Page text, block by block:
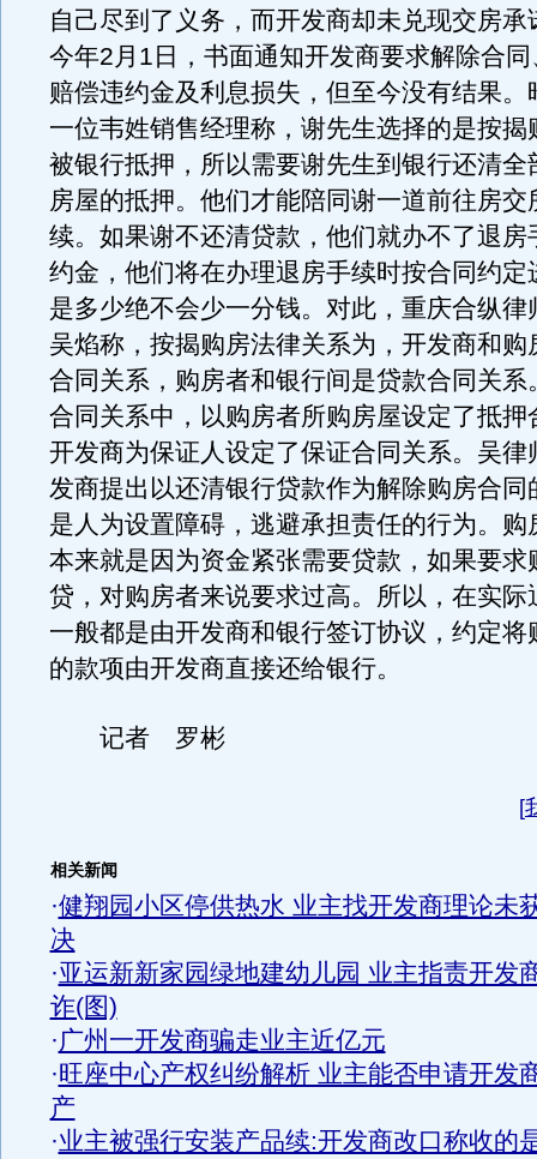
自己尽到了义务，而开发商却未兑现交房承
今年2月1日，书面通知开发商要求解除合
赔偿违约金及利息损失，但至今没有结果。
一位韦姓销售经理称，谢先生选择的是按揭
被银行抵押，所以需要谢先生到银行还清全
房屋的抵押。他们才能陪同谢一道前往房交
续。如果谢不还清贷款，他们就办不了退房
约金，他们将在办理退房手续时按合同约定
是多少绝不会少一分钱。对此，重庆合纵律
吴焰称，按揭购房法律关系为，开发商和购
合同关系，购房者和银行间是贷款合同关系
合同关系中，以购房者所购房屋设定了抵押
开发商为保证人设定了保证合同关系。吴律
发商提出以还清银行贷款作为解除购房合同
是人为设置障碍，逃避承担责任的行为。购
本来就是因为资金紧张需要贷款，如果要求
贷，对购房者来说要求过高。所以，在实际
一般都是由开发商和银行签订协议，约定将
的款项由开发商直接还给银行。
记者 罗彬
[
相关新闻
·健翔园小区停供热水 业主找开发商理论未
决
·亚运新新家园绿地建幼儿园 业主指责开发
诈(图)
·广州一开发商骗走业主近亿元
·旺座中心产权纠纷解析 业主能否申请开发
产
·业主被强行安装产品续:开发商改口称收的